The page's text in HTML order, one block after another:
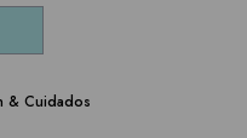
& Cuidados